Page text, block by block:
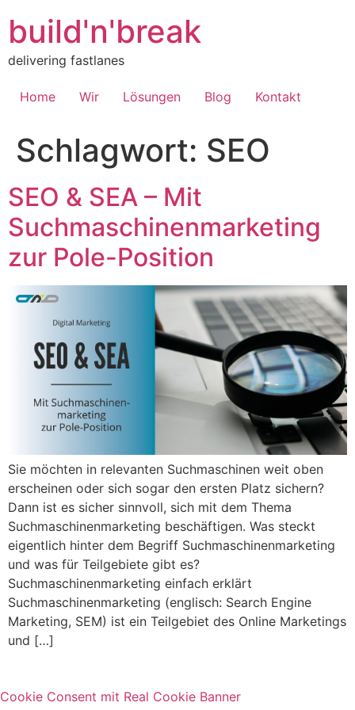
springen
build'n'break
delivering fastlanes
Home Wir Lösungen Blog Kontakt
Schlagwort: SEO
SEO & SEA – Mit
Suchmaschinenmarketing
zur Pole-Position
Sie möchten in relevanten Suchmaschinen weit oben
erscheinen oder sich sogar den ersten Platz sichern?
Dann ist es sicher sinnvoll, sich mit dem Thema
Suchmaschinenmarketing beschäftigen. Was steckt
eigentlich hinter dem Begriff Suchmaschinenmarketing
und was für Teilgebiete gibt es?
Suchmaschinenmarketing einfach erklärt
Suchmaschinenmarketing (englisch: Search Engine
Marketing, SEM) ist ein Teilgebiet des Online Marketings
und […]
Cookie Consent mit Real Cookie Banner